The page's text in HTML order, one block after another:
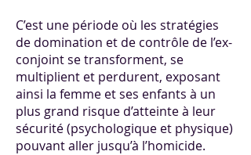
C’est une période où les stratégies
de domination et de contrôle de l’ex-
conjoint se transforment, se
multiplient et perdurent, exposant
ainsi la femme et ses enfants à un
plus grand risque d’atteinte à leur
sécurité (psychologique et physique)
pouvant aller jusqu’à l’homicide.